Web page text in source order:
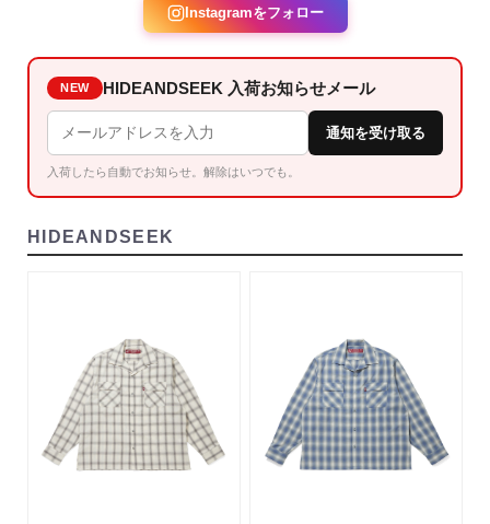
Instagramをフォロー
NEW HIDEANDSEEK 入荷お知らせメール
通知を受け取る
入荷したら自動でお知らせ。解除はいつでも。
HIDEANDSEEK